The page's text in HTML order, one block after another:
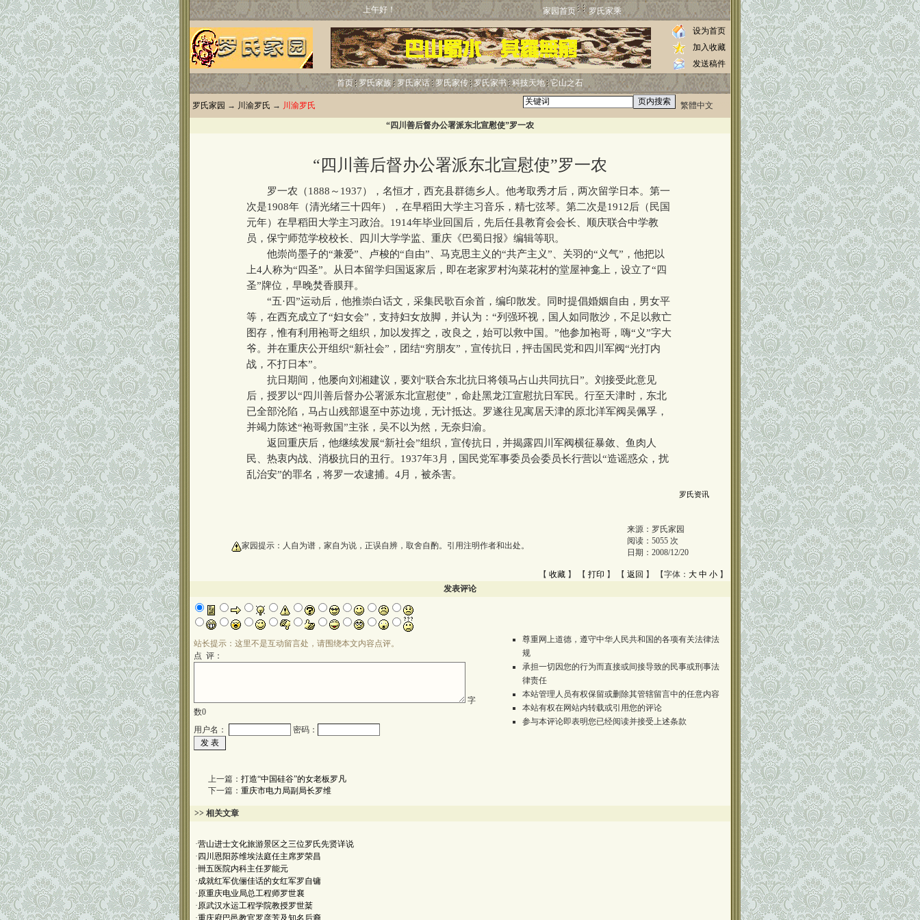
上午好！ 家园首页 罗氏家乘
设为首页
加入收藏
发送稿件
首页 罗氏家族 罗氏家话 罗氏家传 罗氏家书 科技天地 它山之石
罗氏家园 → 川渝罗氏 → 川渝罗氏 繁體中文
“四川善后督办公署派东北宣慰使”罗一农
“四川善后督办公署派东北宣慰使”罗一农
罗一农（1888～1937），名恒才，西充县群德乡人。他考取秀才后，两次留学日本。第一
次是1908年（清光绪三十四年），在早稻田大学主习音乐，精七弦琴。第二次是1912后（民国
元年）在早稻田大学主习政治。1914年毕业回国后，先后任县教育会会长、顺庆联合中学教
员，保宁师范学校校长、四川大学学监、重庆《巴蜀日报》编辑等职。
他崇尚墨子的“兼爱”、卢梭的“自由”、马克思主义的“共产主义”、关羽的“义气”，他把以
上4人称为“四圣”。从日本留学归国返家后，即在老家罗村沟菜花村的堂屋神龛上，设立了“四
圣”牌位，早晚焚香膜拜。
“五· 四”运动后，他推崇白话文，采集民歌百余首，编印散发。同时提倡婚姻自由，男女平
等，在西充成立了“妇女会”，支持妇女放脚，并认为：“列强环视，国人如同散沙，不足以救亡
图存，惟有利用袍哥之组织，加以发挥之，改良之，始可以救中国。”他参加袍哥，嗨“义”字大
爷。并在重庆公开组织“新社会”，团结“穷朋友”，宣传抗日，抨击国民党和四川军阀“光打内
战，不打日本”。
抗日期间，他屡向刘湘建议，要刘“联合东北抗日将领马占山共同抗日”。刘接受此意见
后，授罗以“四川善后督办公署派东北宣慰使”，命赴黑龙江宣慰抗日军民。行至天津时，东北
已全部沦陷，马占山残部退至中苏边境，无计抵达。罗遂往见寓居天津的原北洋军阀吴佩孚，
并竭力陈述“袍哥救国”主张，吴不以为然，无奈归渝。
返回重庆后，他继续发展“新社会”组织，宣传抗日，并揭露四川军阀横征暴敛、鱼肉人
民、热衷内战、消极抗日的丑行。1937年3月，国民党军事委员会委员长行营以“造谣惑众，扰
乱治安”的罪名，将罗一农逮捕。4月，被杀害。
罗氏资讯
家园提示：人自为谱，家自为说，正误自辨，取舍自酌。引用注明作者和出处。
来源： 罗氏家园
阅读： 5055 次
日期： 2008/12/20
【 收藏 】 【 打印 】 【 返回 】 【字体： 大 中 小 】
发表评论
站长提示：这里不是互动留言处，请围绕本文内容点评。
点 评：
字
数0
用户名：
密码：
尊重网上道德，遵守中华人民共和国的各项有关法律法
规
承担一切因您的行为而直接或间接导致的民事或刑事法
律责任
本站管理人员有权保留或删除其管辖留言中的任意内容
本站有权在网站内转载或引用您的评论
参与本评论即表明您已经阅读并接受上述条款
上一篇： 打造“中国硅谷”的女老板罗凡
下一篇： 重庆市电力局副局长罗维
>> 相关文章
·营山进士文化旅游景区之三位罗氏先贤详说
· 四川恩阳苏维埃法庭任主席罗荣昌
·卌五医院内科主任罗能元
·成就红军伉俪佳话的女红军罗自镛
·原重庆电业局总工程师罗世襄
·原武汉水运工程学院教授罗世棻
·重庆府巴邑教官罗彦芳及知名后裔